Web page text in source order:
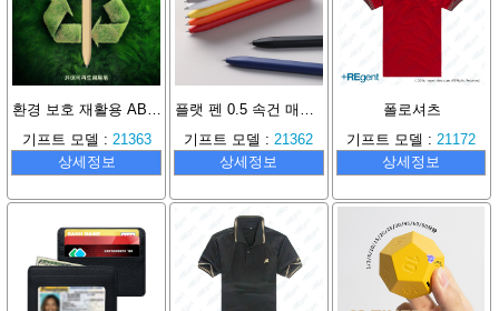
환경 보호 재활용 ABS 플랫 바디 클릭식 필기구
기프트 모델 : 21363
상세정보
플랫 펜 0.5 속건 매끄러운 미끄럼 방지 펜 심플 문구
기프트 모델 :21362
상세정보
폴로셔츠
기프트 모델 :21172
상세정보